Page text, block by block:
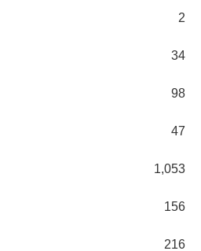
2
34
98
47
1,053
156
216